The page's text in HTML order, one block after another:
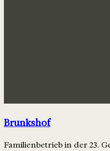
Brunkshof
Familienbetrieb in der 23.